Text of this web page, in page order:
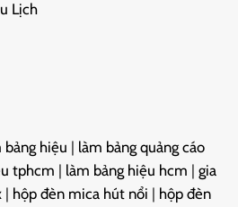
Lịch
bảng hiệu | làm bảng quảng cáo
tphcm | làm bảng hiệu hcm | gia
| hộp đèn mica hút nổi | hộp đèn